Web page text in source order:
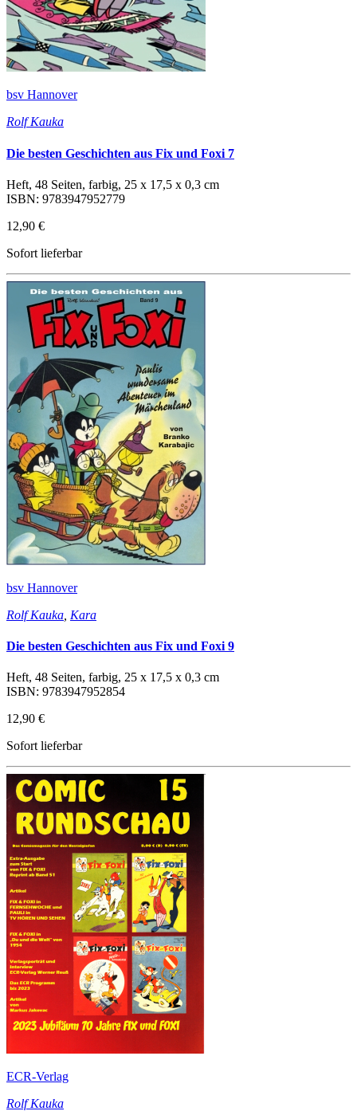
bsv Hannover
Rolf Kauka
Die besten Geschichten aus Fix und Foxi 7
Heft, 48 Seiten, farbig, 25 x 17,5 x 0,3 cm
ISBN: 9783947952779
12,90 €
Sofort lieferbar
bsv Hannover
Rolf Kauka Kara
Die besten Geschichten aus Fix und Foxi 9
Heft, 48 Seiten, farbig, 25 x 17,5 x 0,3 cm
ISBN: 9783947952854
12,90 €
Sofort lieferbar
ECR-Verlag
Rolf Kauka